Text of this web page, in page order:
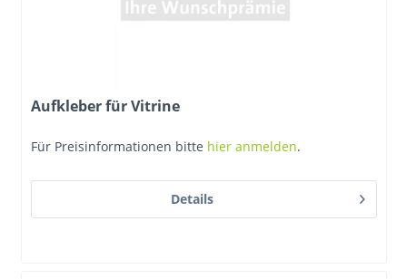
Aufkleber für Vitrine
Für Preisinformationen bitte hier anmelden.
Details